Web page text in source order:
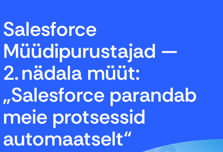
Salesforce
Müüdipurustajad —
2. nädala müüt:
„Salesforce parandab
meie protsessid
automaatselt“